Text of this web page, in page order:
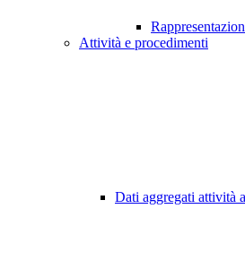
Attività e procedimenti
Dati aggregati attività